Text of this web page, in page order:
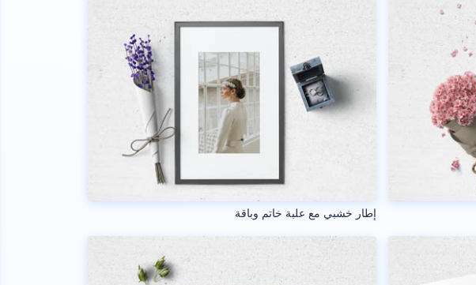
إطار خشبي مع علبة خاتم وباقة